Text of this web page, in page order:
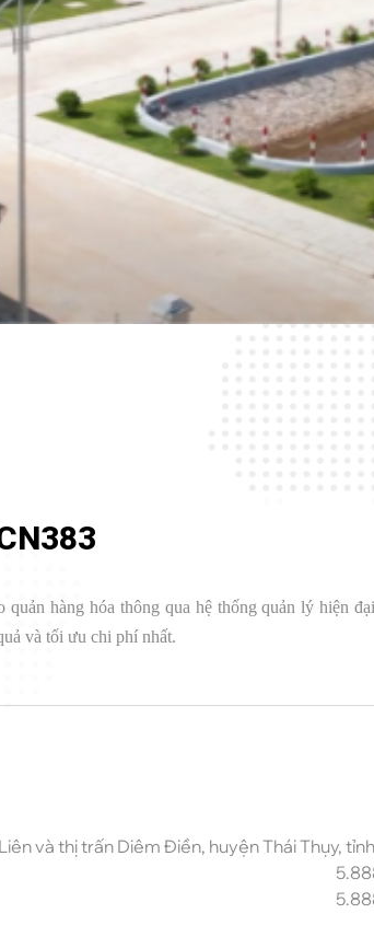
hàng hóa thông qua hệ thống quản lý hiện
và tối ưu chi phí nhất.
và thị trấn Diêm Điền, huyện Thái Thụy,